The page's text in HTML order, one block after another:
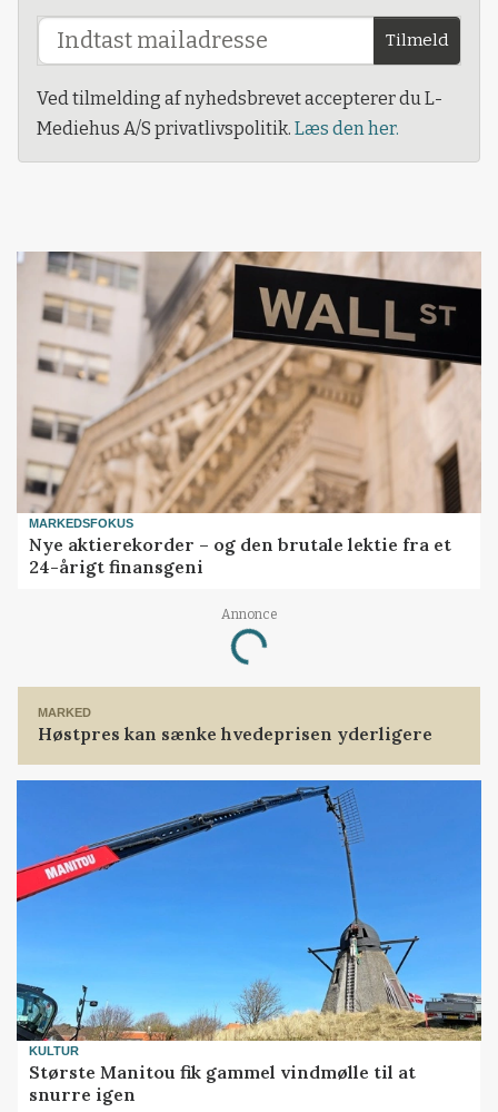
Tilmeld
Ved tilmelding af nyhedsbrevet accepterer du L-
Mediehus A/S privatlivspolitik. Læs den her.
MARKEDSFOKUS
Nye aktierekorder – og den brutale lektie fra et
24-årigt finansgeni
Annonce
Loading...
MARKED
Høstpres kan sænke hvedeprisen yderligere
KULTUR
Største Manitou fik gammel vindmølle til at
snurre igen